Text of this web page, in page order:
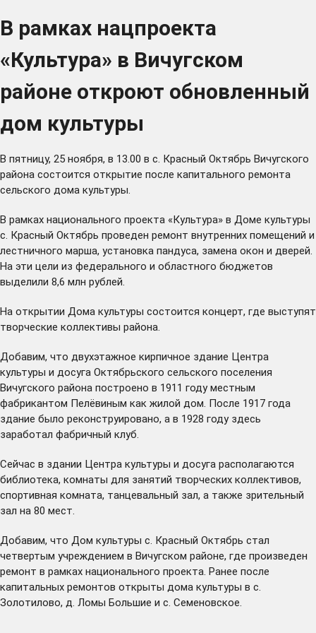
В рамках нацпроекта
«Культура» в Вичугском
районе откроют обновленный
дом культуры
В пятницу, 25 ноября, в 13.00 в с. Красный Октябрь Вичугского
района состоится открытие после капитального ремонта
сельского дома культуры.
В рамках национального проекта «Культура» в Доме культуры
с. Красный Октябрь проведен ремонт внутренних помещений и
лестничного марша, установка пандуса, замена окон и дверей.
На эти цели из федерального и областного бюджетов
выделили 8,6 млн рублей.
На открытии Дома культуры состоится концерт, где выступят
творческие коллективы района.
Добавим, что двухэтажное кирпичное здание Центра
культуры и досуга Октябрьского сельского поселения
Вичугского района построено в 1911 году местным
фабрикантом Пелёвиным как жилой дом. После 1917 года
здание было реконструировано, а в 1928 году здесь
заработал фабричный клуб.
Сейчас в здании Центра культуры и досуга располагаются
библиотека, комнаты для занятий творческих коллективов,
спортивная комната, танцевальный зал, а также зрительный
зал на 80 мест.
Добавим, что Дом культуры с. Красный Октябрь стал
четвертым учреждением в Вичугском районе, где произведен
ремонт в рамках национального проекта. Ранее после
капитальных ремонтов открыты дома культуры в с.
Золотилово, д. Ломы Большие и с. Семеновское.